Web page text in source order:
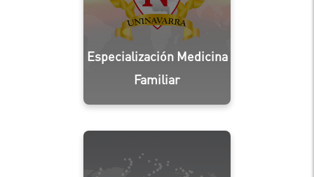
Especialización Medicina
Familiar